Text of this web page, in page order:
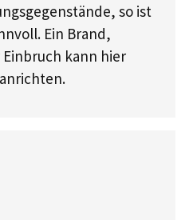
so ist
Ein Brand,
kann hier